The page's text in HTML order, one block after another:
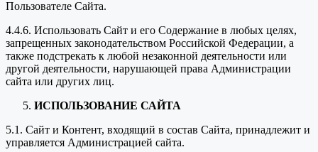
Пользователе Сайта.
4.4.6. Использовать Сайт и его Содержание в любых целях,
запрещенных законодательством Российской Федерации, а
также подстрекать к любой незаконной деятельности или
другой деятельности, нарушающей права Администрации
сайта или других лиц.
ИСПОЛЬЗОВАНИЕ САЙТА
5.1. Сайт и Контент, входящий в состав Сайта, принадлежит и
управляется Администрацией сайта.